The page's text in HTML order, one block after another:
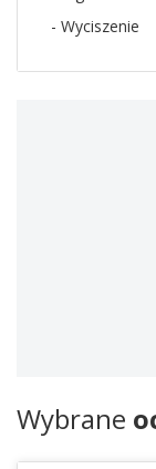
- Wyciszenie
Wybrane